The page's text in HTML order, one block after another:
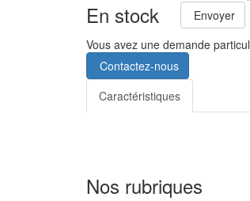
En stock
Envoyer
Vous avez une demande
Contactez-nous
Caractéristiques
Nos rubriques